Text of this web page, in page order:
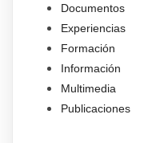
Documentos
Experiencias
Formación
Información
Multimedia
Publicaciones